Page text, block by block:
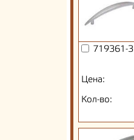
719361-3
Цена:
Кол-во: